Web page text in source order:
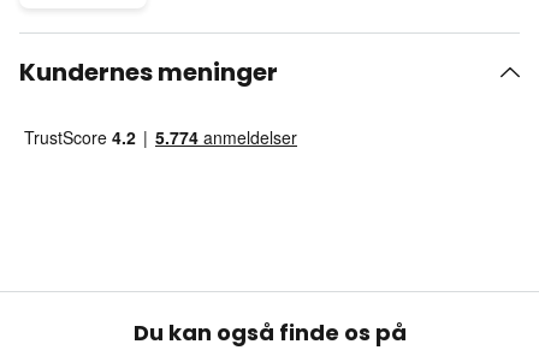
Kundernes meninger
Du kan også finde os på